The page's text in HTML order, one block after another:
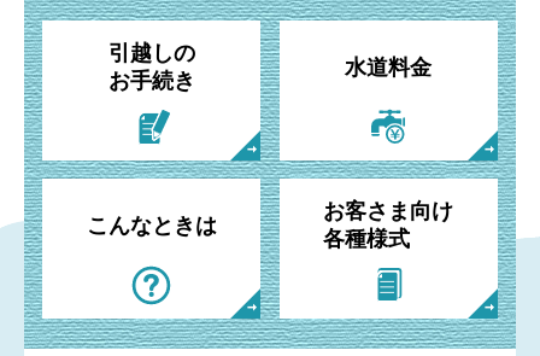
引越しの
お手続き
水道料金
こんなときは
お客さま向け
各種様式